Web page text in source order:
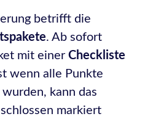
betrifft die
. Ab sofort
mit einer Checkliste
wenn alle Punkte
kann das
markiert